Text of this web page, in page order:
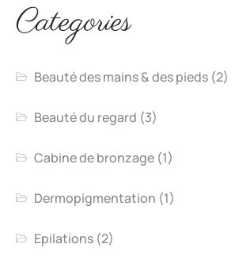
Categories
Beauté des mains & des pieds (2)
Beauté du regard (3)
Cabine de bronzage (1)
Dermopigmentation (1)
Epilations (2)